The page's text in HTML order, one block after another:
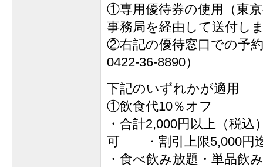
①専用優待券の使用（東
事務局を経由して送付し
②右記の優待窓口での予
0422-36-8890）
下記のいずれかが適用
①飲食代10％オフ
・合計2,000円以上（税込
可 ・割引上限5,000円
・食べ飲み放題・単品飲